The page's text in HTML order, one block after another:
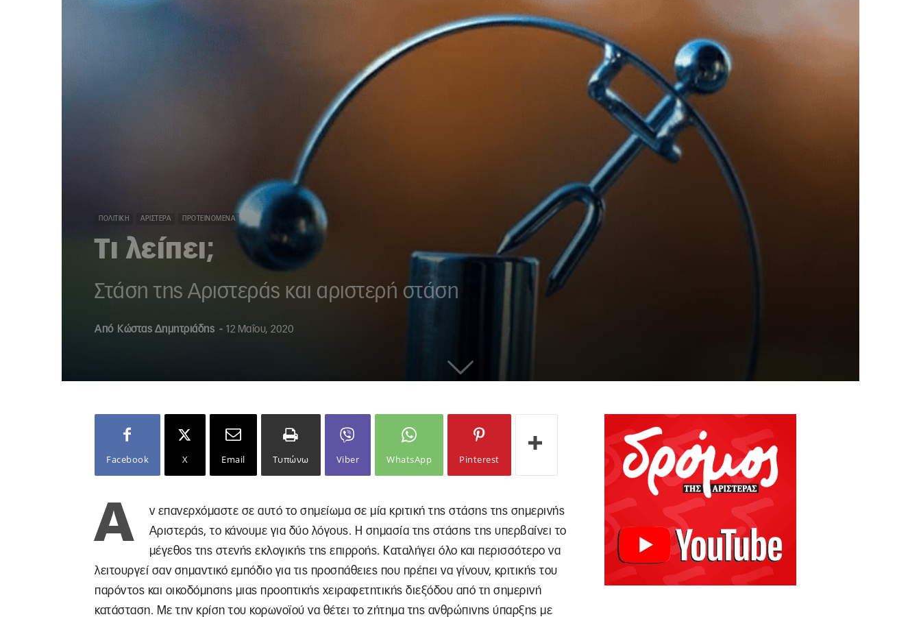
ΠΟΛΙΤΙΚΉ ΑΡΙΣΤΕΡΆ ΠΡΟΤΕΙΝΌΜΕΝΑ
Τι λείπει;
Στάση της Αριστεράς και αριστερή στάση
Από Kώστας Δημητριάδης - 12 Μαΐου, 2020
Facebook X Email Τυπώνω Viber WhatsApp Pinterest
Α
ν επανερχόμαστε σε αυτό το σημείωμα σε μία κριτική της στάσης της σημερινής
Αριστεράς, το κάνουμε για δύο λόγους. Η σημασία της στάσης της υπερβαίνει το
μέγεθος της στενής εκλογικής της επιρροής. Καταλήγει όλο και περισσότερο να
λειτουργεί σαν σημαντικό εμπόδιο για τις προσπάθειες που πρέπει να γίνουν, κριτικής του
παρόντος και οικοδόμησης μιας προοπτικής χειραφετητικής διεξόδου από τη σημερινή
κατάσταση. Με την κρίση του κορωνοϊού να θέτει το ζήτημα της ανθρώπινης ύπαρξης με